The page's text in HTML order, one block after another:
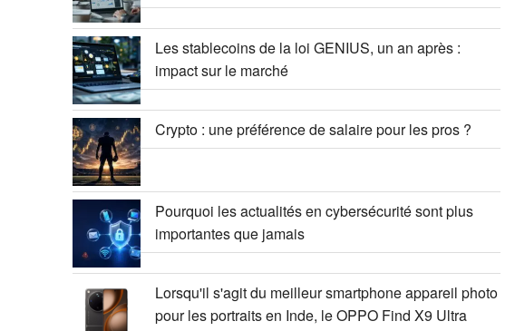
Les stablecoins de la loi GENIUS, un an après :
impact sur le marché
Crypto : une préférence de salaire pour les pros ?
Pourquoi les actualités en cybersécurité sont plus
importantes que jamais
Lorsqu'il s'agit du meilleur smartphone appareil photo
pour les portraits en Inde, le OPPO Find X9 Ultra